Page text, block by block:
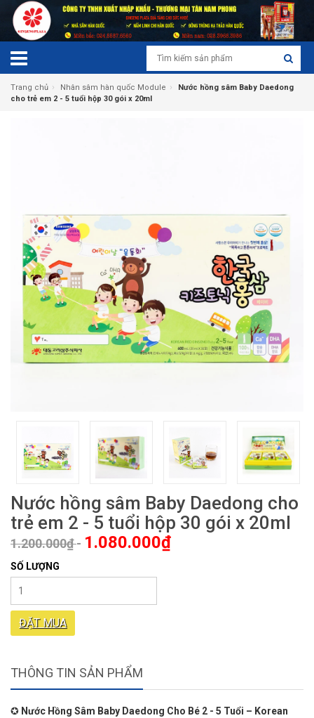
Trang chủ › Nhân sâm hàn quốc Module ›
Nước hồng sâm Baby Daedong
cho trẻ em 2 - 5 tuổi hộp 30 gói x 20ml
Nước hồng sâm Baby Daedong cho
trẻ em 2 - 5 tuổi hộp 30 gói x 20ml
1.200.000₫- 1.080.000₫
SỐ LƯỢNG
ĐẶT MUA
THÔNG TIN SẢN PHẨM
✪ Nước Hồng Sâm Baby Daedong Cho Bé 2 - 5 Tuổi – Korean